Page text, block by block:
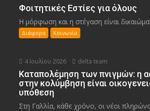
Φοιτητικές Εστίες για όλους
Η μόρφωση και η στέγαση είναι
Διάφορα Κοινωνία
4 Ιουλίου 2026 delta team
Καταπολέμηση των πνιγμών: η
στην κολύμβηση είναι
υπόθεση
Στη Γαλλία, κάθε χρόνο, οι νέοι